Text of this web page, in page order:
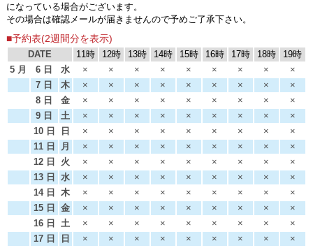
になっている場合がございます。
その場合は確認メールが届きませんので予めご了承下さい。
■予約表(2週間分を表示)
DATE 11時 12時 13時 14時 15時 16時 17時 18時
19時
5 月
6 日 水 × × × × × × × ×
×
7 日
木 × × × × × × × ×
×
8 日
金 × × × × × × × ×
×
9 日
土 × × × × × × × ×
×
10 日
日 × × × × × × × ×
×
11 日
月 × × × × × × × ×
×
12 日
火 × × × × × × × ×
×
13 日
水 × × × × × × × ×
×
14 日
木 × × × × × × × ×
×
15 日
金 × × × × × × × ×
×
16 日
土 × × × × × × × ×
×
17 日
日 × × × × × × × ×
×